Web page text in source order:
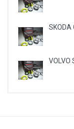
SKODA
VOLVO